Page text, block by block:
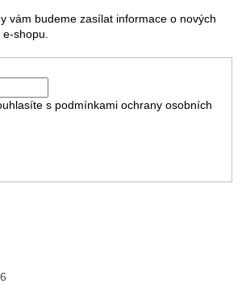
vám budeme zasílat informace o nových
e-shopu.
s podmínkami ochrany osobních